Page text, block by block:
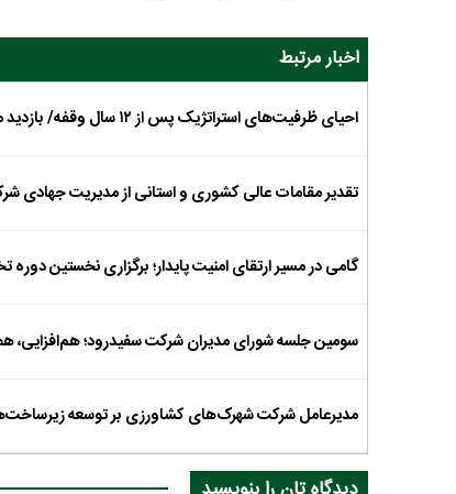
اخبار مرتبط
احیای ظرفیت‌های استراتژیک پس از ۱۲ سال وقفه/ بازدید میدانی نماینده ویژه شرکت سفیدرود از فرآیند تولید تخم نوغان در تربت‌حیدریه
تقدیر مقامات عالی کشوری و استانی از مدیریت جهادی
گامی در مسیر ارتقای امنیت پایدار؛ برگزاری نخستین
سومین جلسه شورای مدیران شرکت سفیدرود؛ هم‌افزایی،
مدیرعامل شرکت شهرک‌های کشاورزی بر توسعه